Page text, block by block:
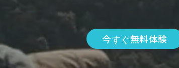
今すぐ無料体験